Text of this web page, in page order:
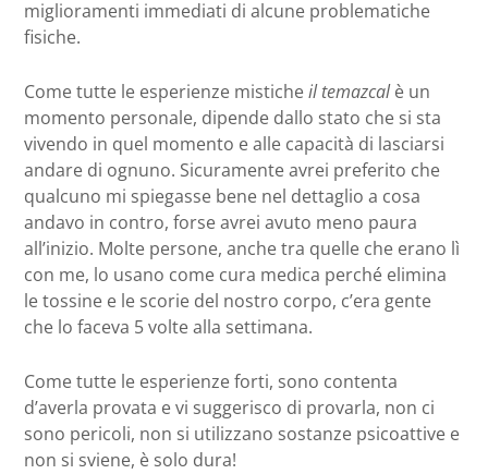
miglioramenti immediati di alcune problematiche
fisiche.
Come tutte le esperienze misticheil temazcalè un
momento personale, dipende dallo stato che si sta
vivendo in quel momento e alle capacità di lasciarsi
andare di ognuno. Sicuramente avrei preferito che
qualcuno mi spiegasse bene nel dettaglio a cosa
andavo in contro, forse avrei avuto meno paura
all’inizio. Molte persone, anche tra quelle che erano lì
con me, lo usano come cura medica perché elimina
le tossine e le scorie del nostro corpo, c’era gente
che lo faceva 5 volte alla settimana.
Come tutte le esperienze forti, sono contenta
d’averla provata e vi suggerisco di provarla, non ci
sono pericoli, non si utilizzano sostanze psicoattive e
non si sviene, è solo dura!